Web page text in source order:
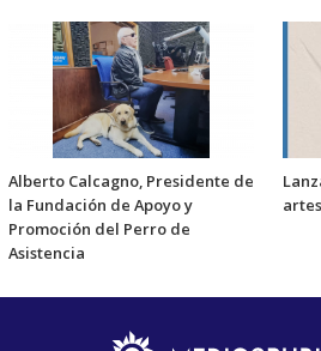
Alberto Calcagno, Presidente de
la Fundación de Apoyo y
Promoción del Perro de
Asistencia